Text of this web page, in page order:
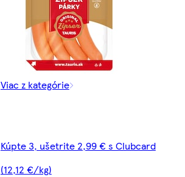
Viac z kategórie
Kúpte 3, ušetrite 2,99 € s Clubcard
(12,12 €/kg)